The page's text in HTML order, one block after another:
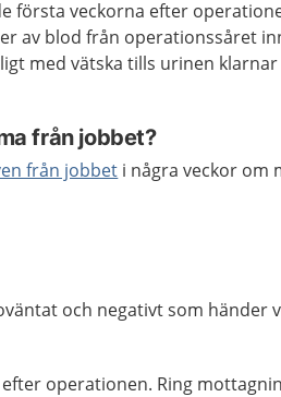
första veckorna efter
av blod från operationssåret
med vätska tills urinen klarnar
från jobbet?
från jobbet i några veckor om
och negativt som händer
efter operationen. Ring